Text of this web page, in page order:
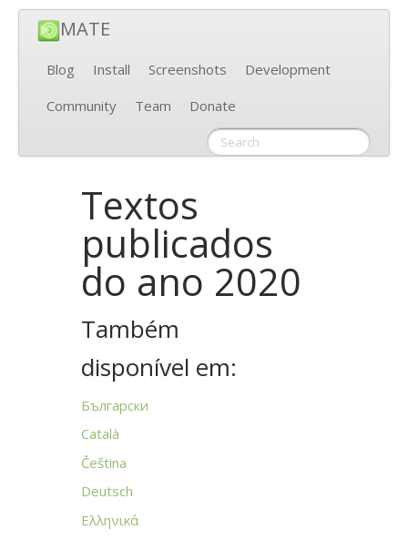
MATE
Blog Install Screenshots
Development
Community
Team Donate
Textos
publicados
do ano 2020
Também
disponível em:
Български
Català
Čeština
Deutsch
Ελληνικά